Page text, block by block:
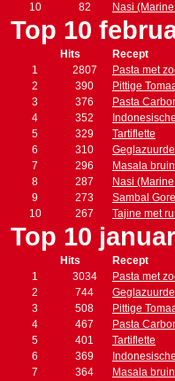
10
82 Nasi
Top 10
Hits
Recept
1
2807
Pasta met
2
390
Pittige
3
376
Pasta
4
352
5
329
Tartiflette
6
310
7
296
Masala
8
287
Nasi
9
273
Sambal
10
267 Tajine met
Top 10
Hits
Recept
1
3034
Pasta met
2
744
3
508
Pittige
4
467
Pasta
5
401
Tartiflette
6
369
7
364
Masala